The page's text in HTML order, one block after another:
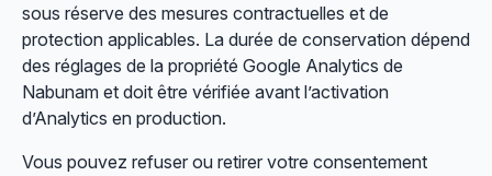
sous réserve des mesures contractuelles et de
protection applicables. La durée de conservation dépend
des réglages de la propriété Google Analytics de
Nabunam et doit être vérifiée avant l’activation
d’Analytics en production.
Vous pouvez refuser ou retirer votre consentement